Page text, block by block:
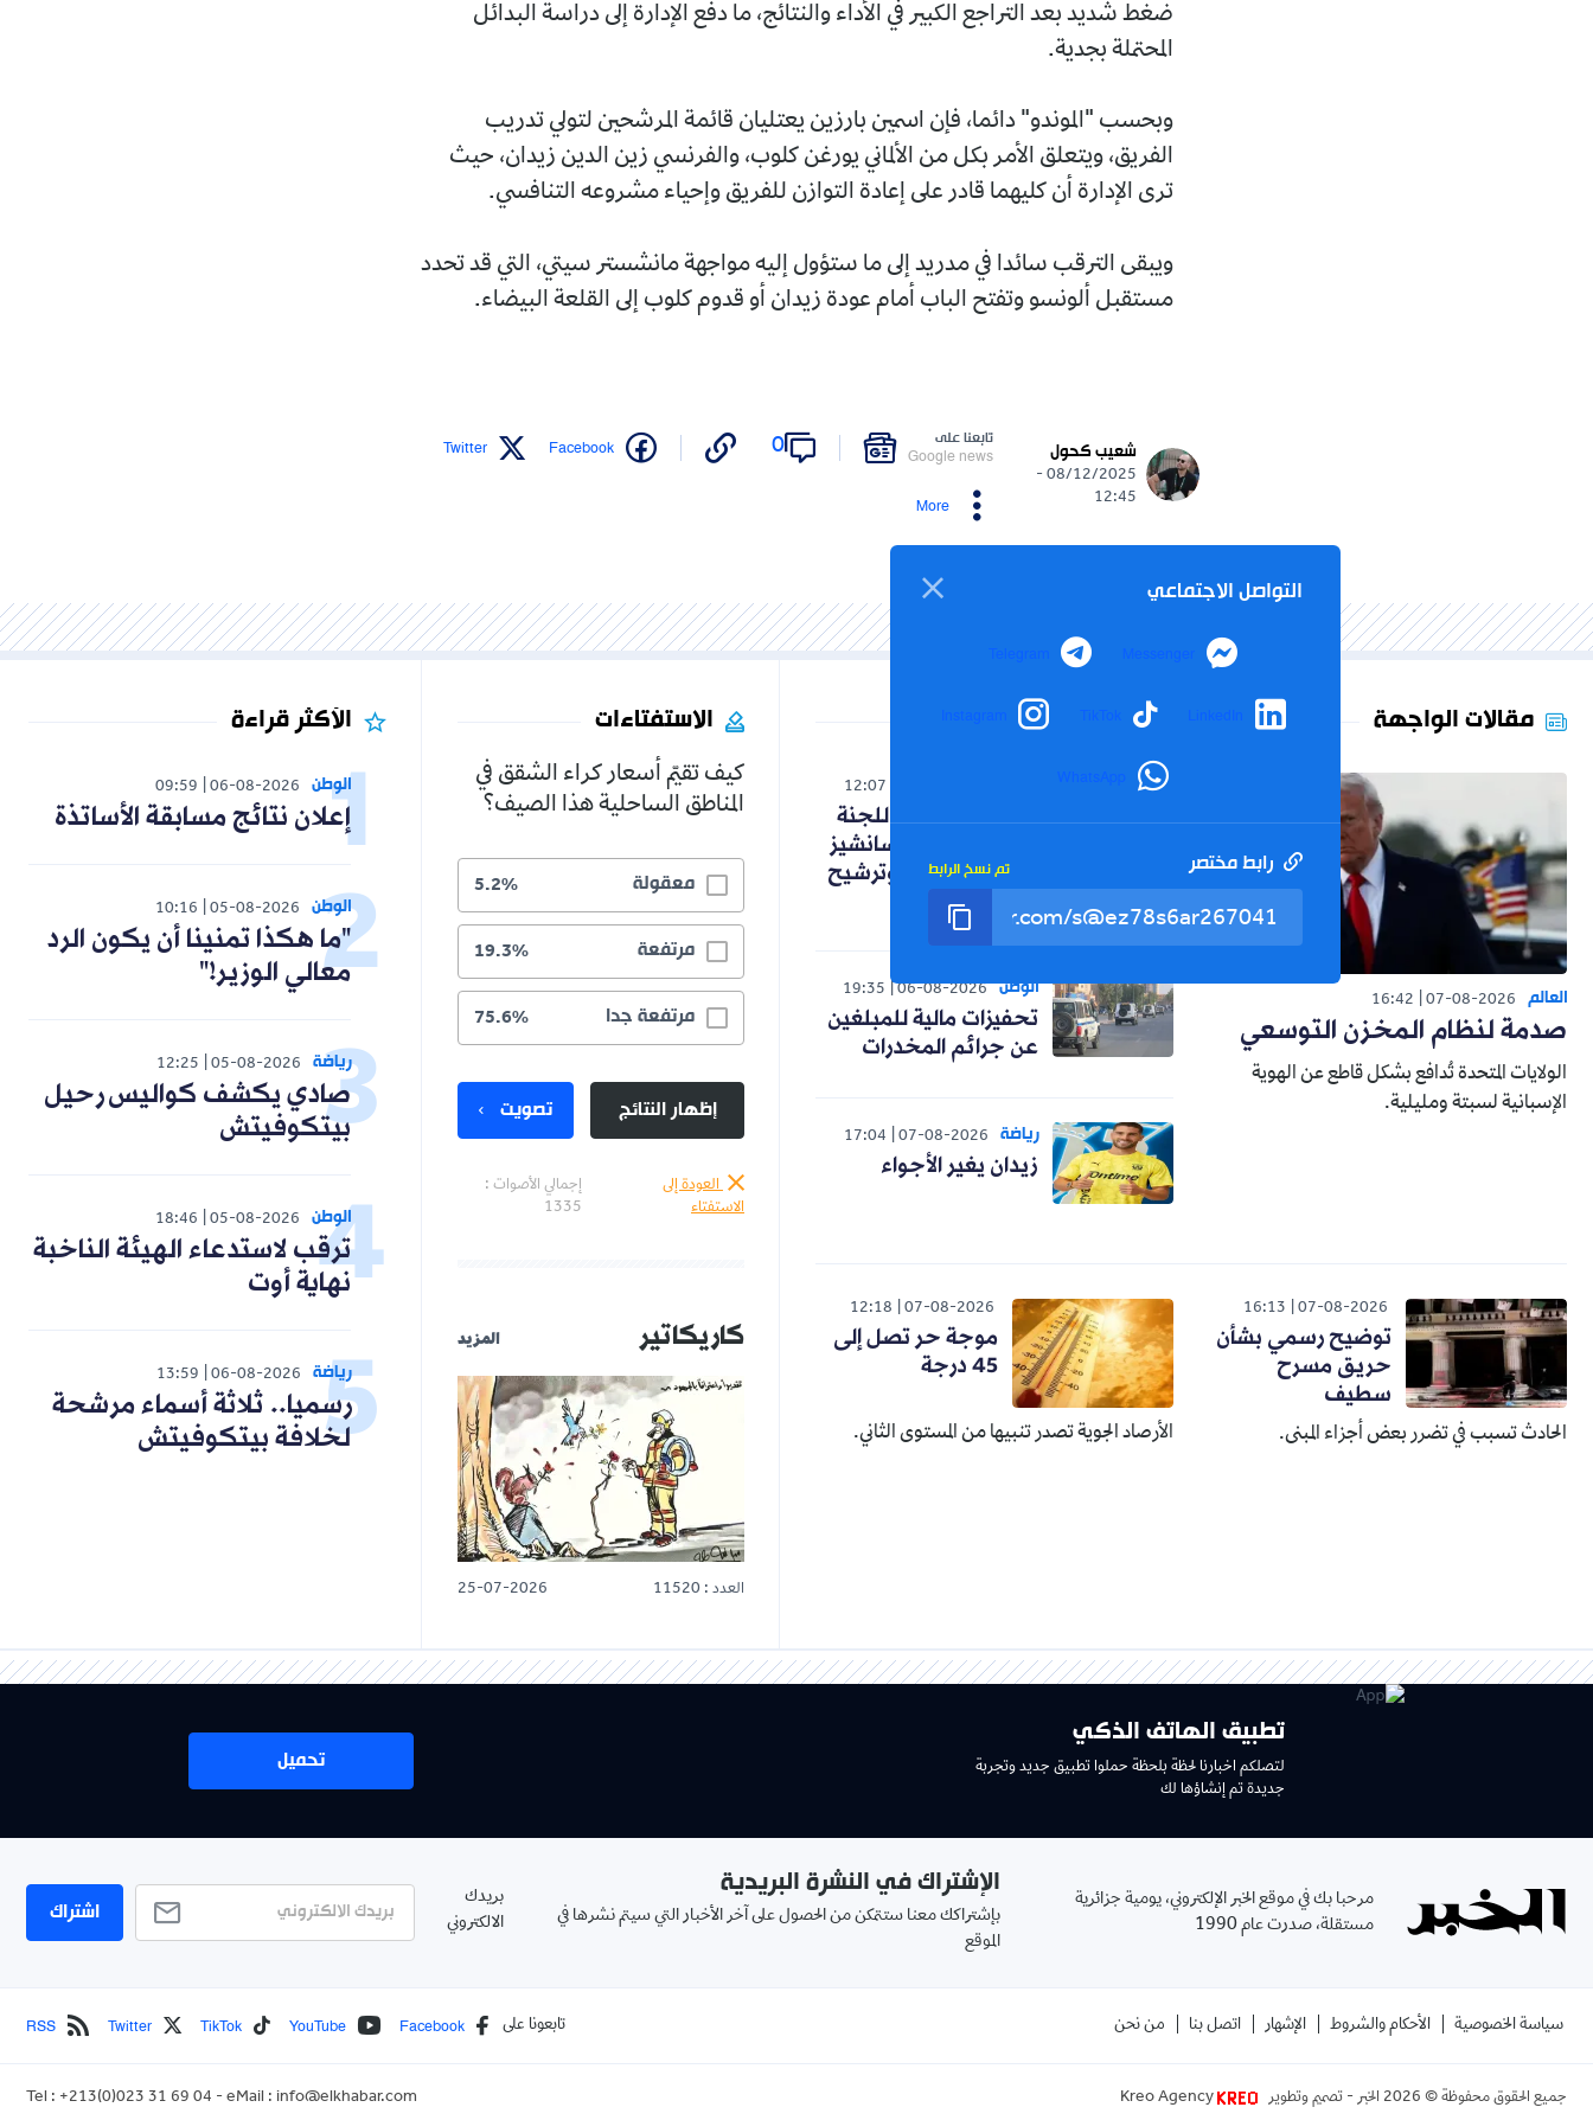
ضغط شديد بعد التراجع الكبير في الأداء والنتائج، ما دفع الإدارة إلى دراسة البدائل
المحتملة بجدية.
وبحسب "الموندو" دائما، فإن اسمين بارزين يعتليان قائمة المرشحين لتولي تدريب
الفريق، ويتعلق الأمر بكل من الألماني يورغن كلوب، والفرنسي زين الدين زيدان، حيث
ترى الإدارة أن كليهما قادر على إعادة التوازن للفريق وإحياء مشروعه التنافسي.
ويبقى الترقب سائدا في مدريد إلى ما ستؤول إليه مواجهة مانشستر سيتي، التي قد تحدد
مستقبل ألونسو وتفتح الباب أمام عودة زيدان أو قدوم كلوب إلى القلعة البيضاء.
شعيب كحول
08/12/2025 -
12:45
تابعنا على
Google news
0
Facebook
Twitter
More
التواصل الاجتماعي
Messenger
Telegram
LinkedIn
TikTok
Instagram
WhatsApp
رابط مختصر تم نسخ الرابط
مقالات الواجهة
العالم 07-08-2026
16:42
صدمة لنظام المخزن التوسعي
الولايات المتحدة تُدافع بشكل قاطع عن الهوية
الإسبانية لسبتة ومليلية.
12:07
كواليس اجتماع اللجنة
التقنية .. اختيار سانشيز
و"إسبانية" عنتر وترشيح
الوطن 06-08-2026
19:35
تحفيزات مالية للمبلغين
عن جرائم المخدرات
رياضة 07-08-2026
17:04
زيدان يغير الأجواء
07-08-2026
16:13
توضيح رسمي بشأن
حريق مسرح
سطيف
الحادث تسبب في تضرر بعض أجزاء المبنى.
07-08-2026
12:18
موجة حر تصل إلى
45 درجة
الأرصاد الجوية تصدر تنبيها من المستوى الثاني.
الاستفتاءات
كيف تقيّم أسعار كراء الشقق في
المناطق الساحلية هذا الصيف؟
معقولة 5.2%
مرتفعة 19.3%
مرتفعة جدا 75.6%
إظهار النتائج تصويت
العودة إلى
الاستفتاء
إجمالي الأصوات :
1335
كاريكاتير المزيد
العدد : 11520 25-07-2026
الأكثر قراءة
الوطن 06-08-2026
09:59
إعلان نتائج مسابقة الأساتذة
الوطن 05-08-2026
10:16
"ما هكذا تمنينا أن يكون الرد
معالي الوزير!"
رياضة 05-08-2026
12:25
صادي يكشف كواليس رحيل
بيتكوفيتش
الوطن 05-08-2026
18:46
ترقب لاستدعاء الهيئة الناخبة
نهاية أوت
رياضة 06-08-2026
13:59
رسميا.. ثلاثة أسماء مرشحة
لخلافة بيتكوفيتش
تطبيق الهاتف الذكي
لتصلكم اخبارنا لحظة بلحظة حملوا تطبيق جديد وتجربة
جديدة تم إنشاؤها لك
تحميل
مرحبا بك في موقع الخبر الإلكتروني، يومية جزائرية
مستقلة، صدرت عام 1990
الإشتراك في النشرة البريدية
بإشتراكك معنا ستتمكن من الحصول على آخر الأخبار التي سيتم نشرها في
الموقع
بريدك
الالكتروني
اشتراك
سياسة الخصوصية الأحكام والشروط الإشهار اتصل بنا من نحن تابعونا على Facebook
YouTube
TikTok
Twitter
RSS
جميع الحقوق محفوظة © 2026 الخبر - تصميم وتطوير Kreo Agency
Tel : +213(0)023 31 69 04 - eMail : info@elkhabar.com